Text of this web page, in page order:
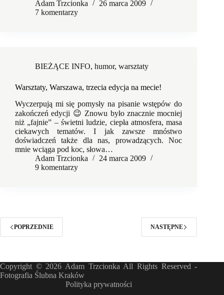
Adam Trzcionka
26 marca 2009
7 komentarzy
BIEŻĄCE INFO, humor, warsztaty
Warsztaty, Warszawa, trzecia edycja na mecie!
Wyczerpują mi się pomysły na pisanie wstępów do
zakończeń edycji 😉 Znowu było znacznie mocniej
niż „fajnie” – świetni ludzie, ciepła atmosfera, masa
ciekawych tematów. I jak zawsze mnóstwo
doświadczeń także dla nas, prowadzących. Noc
mnie wciąga pod koc, słowa…
Adam Trzcionka
24 marca 2009
9 komentarzy
POPRZEDNIE NASTĘPNE
Copyright © 2026 Adam Trzcionka All Rights Reserved -
Fotografia Ślubna Kraków
Polityka prywatności